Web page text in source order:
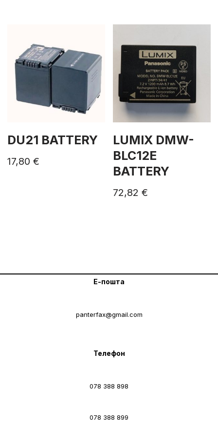
DU21 BATTERY
17,80 €
LUMIX DMW-
BLC12E
BATTERY
72,82€
Е-пошта
panterfax@gmail.com
Телефон
078 388 898
078 388 899